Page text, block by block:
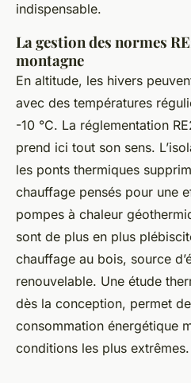
indispensable.
La gestion des normes
montagne
En altitude, les hivers
avec des températures
-10 °C. La réglementation
prend ici tout son sens.
les ponts thermiques
chauffage pensés pour une
pompes à chaleur
sont de plus en plus
chauffage au bois, source
renouvelable. Une étude
dès la conception, permet
consommation énergétique
conditions les plus extrêmes.